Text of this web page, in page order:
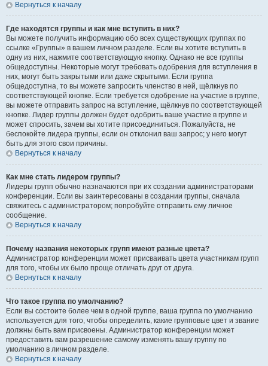
Вернуться к началу
Где находятся группы и как мне вступить в них?
Вы можете получить информацию обо всех существующих группах по
ссылке «Группы» в вашем личном разделе. Если вы хотите вступить в
одну из них, нажмите соответствующую кнопку. Однако не все группы
общедоступны. Некоторые могут требовать одобрения для вступления в
них, могут быть закрытыми или даже скрытыми. Если группа
общедоступна, то вы можете запросить членство в ней, щёлкнув по
соответствующей кнопке. Если требуется одобрение на участие в группе,
вы можете отправить запрос на вступление, щёлкнув по соответствующей
кнопке. Лидер группы должен будет одобрить ваше участие в группе и
может спросить, зачем вы хотите присоединиться. Пожалуйста, не
беспокойте лидера группы, если он отклонил ваш запрос; у него могут
быть для этого свои причины.
Вернуться к началу
Как мне стать лидером группы?
Лидеры групп обычно назначаются при их создании администраторами
конференции. Если вы заинтересованы в создании группы, сначала
свяжитесь с администратором; попробуйте отправить ему личное
сообщение.
Вернуться к началу
Почему названия некоторых групп имеют разные цвета?
Администратор конференции может присваивать цвета участникам групп
для того, чтобы их было проще отличать друг от друга.
Вернуться к началу
Что такое группа по умолчанию?
Если вы состоите более чем в одной группе, ваша группа по умолчанию
используется для того, чтобы определить, какие групповые цвет и звание
должны быть вам присвоены. Администратор конференции может
предоставить вам разрешение самому изменять вашу группу по
умолчанию в личном разделе.
Вернуться к началу